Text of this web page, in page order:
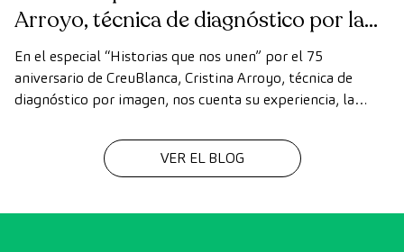
Arroyo, técnica de diagnóstico por la
imagen
En el especial “Historias que nos unen” por el 75
aniversario de CreuBlanca, Cristina Arroyo, técnica de
diagnóstico por imagen, nos cuenta su experiencia, la
que hace posible cada diagnóstico
VER EL BLOG